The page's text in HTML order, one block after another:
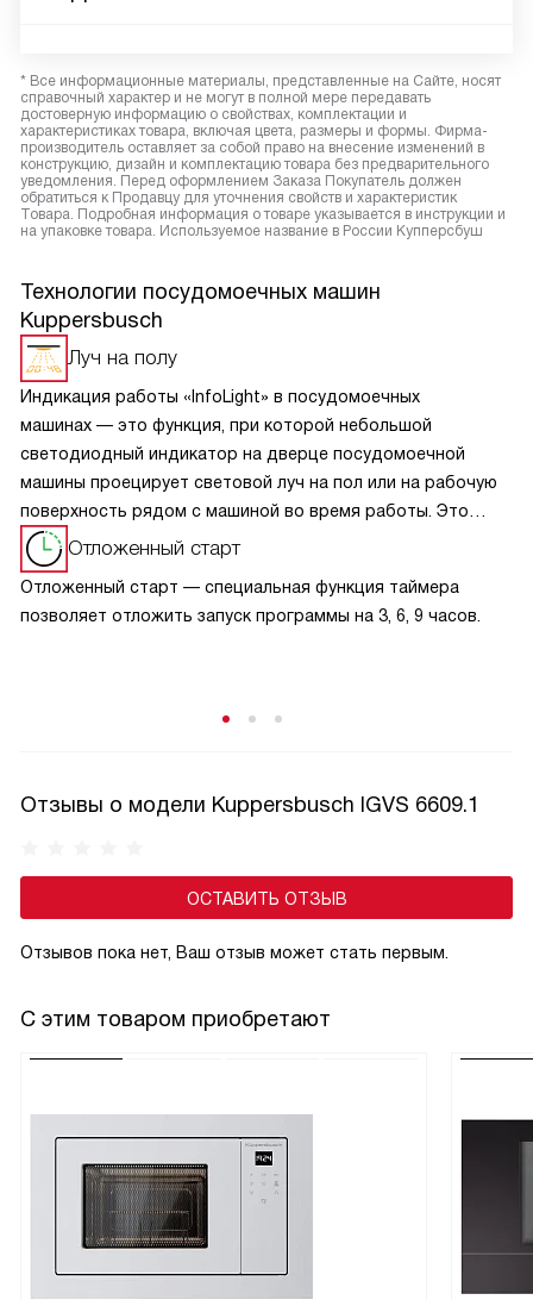
* Все информационные материалы, представленные на Сайте, носят
справочный характер и не могут в полной мере передавать
достоверную информацию о свойствах, комплектации и
характеристиках товара, включая цвета, размеры и формы. Фирма-
производитель оставляет за собой право на внесение изменений в
конструкцию, дизайн и комплектацию товара без предварительного
уведомления. Перед оформлением Заказа Покупатель должен
обратиться к Продавцу для уточнения свойств и характеристик
Товара. Подробная информация о товаре указывается в инструкции и
на упаковке товара. Используемое название в России Купперсбуш
Технологии посудомоечных машин
Kuppersbusch
Луч на полу
Индикация работы «InfoLight» в посудомоечных
машинах — это функция, при которой небольшой
светодиодный индикатор на дверце посудомоечной
машины проецирует световой луч на пол или на рабочую
поверхность рядом с машиной во время работы. Это
предупреждает пользователей о том, что посудомоечная
машина находится в процессе работы. Такой дискретный
способ уведомления позволяет определить состояние
работы машины без необходимости открывать дверцу,
Отложенный старт
Отложенный старт — специальная функция таймера
позволяет отложить запуск программы на 3, 6, 9 часов.
Отзывы о модели Kuppersbusch IGVS 6609.1
ОСТАВИТЬ ОТЗЫВ
Отзывов пока нет, Ваш отзыв может стать первым.
С этим товаром приобретают